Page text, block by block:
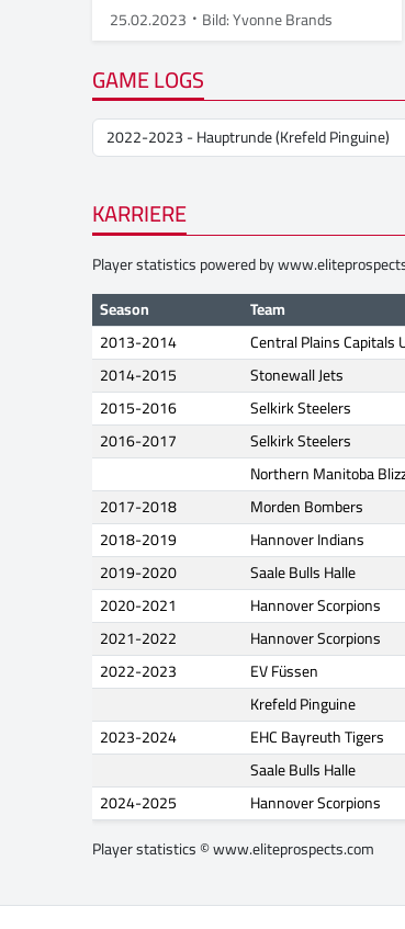
25.02.2023 Bild: Yvonne Brands
GAME LOGS
KARRIERE
Player statistics powered by
Season
Team
2013-2014
Central Plains Capitals
2014-2015
Stonewall Jets
2015-2016
Selkirk Steelers
2016-2017
Selkirk Steelers
Northern Manitoba
2017-2018
Morden Bombers
2018-2019
Hannover Indians
2019-2020
Saale Bulls Halle
2020-2021
Hannover Scorpions
2021-2022
Hannover Scorpions
2022-2023
EV Füssen
Krefeld Pinguine
2023-2024
EHC Bayreuth Tigers
Saale Bulls Halle
2024-2025
Hannover Scorpions
Player statistics ©www.eliteprospects.com